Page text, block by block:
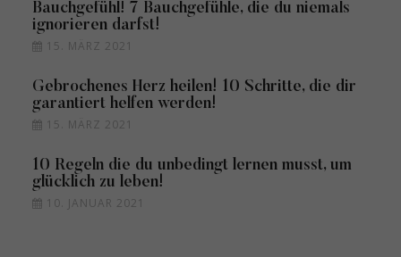
Bauchgefühl! 7 Bauchgefühle, die du niemals
ignorieren darfst!
15. MÄRZ 2021
Gebrochenes Herz heilen! 10 Schritte, die dir
garantiert helfen werden!
15. MÄRZ 2021
10 Regeln die du unbedingt lernen musst, um
glücklich zu leben!
10. JANUAR 2021